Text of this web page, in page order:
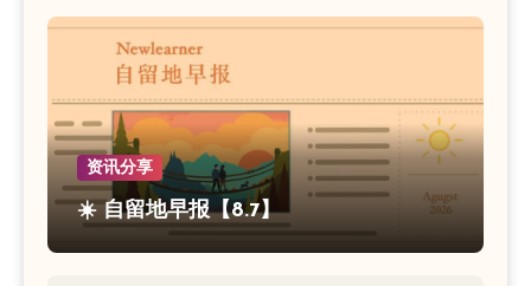
资讯分享
☀️ 自留地早报【8.7】